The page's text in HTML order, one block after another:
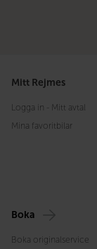
Mitt Rejmes
Logga in - Mitt avtal
Mina favoritbilar
Boka
Boka originalservice